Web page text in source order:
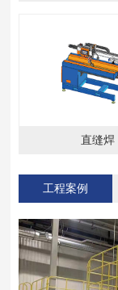
直缝焊
工程案例